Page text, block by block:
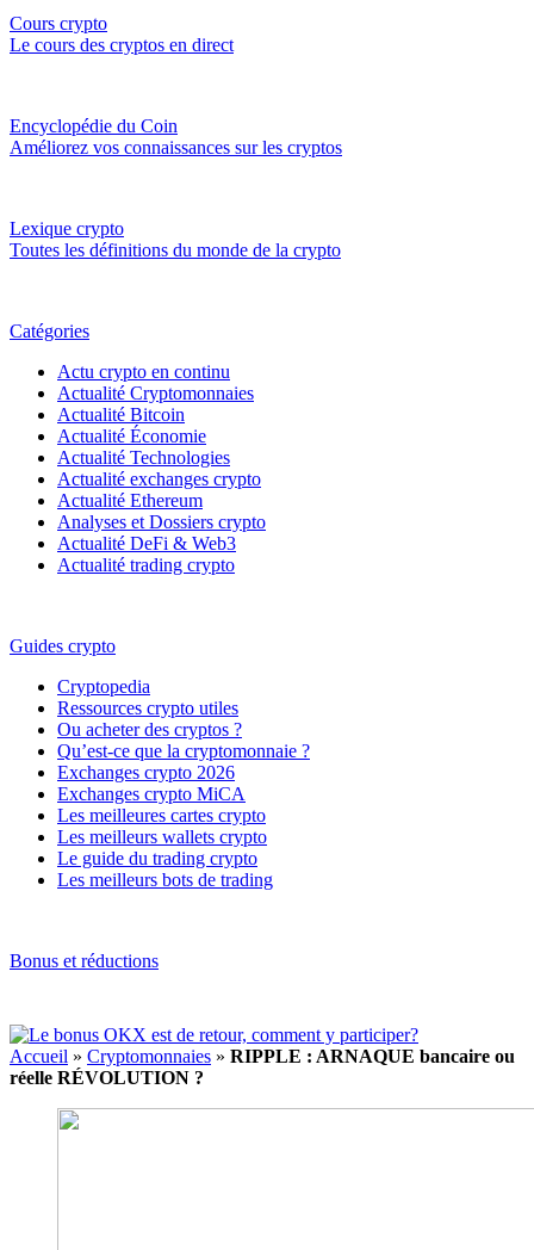
Cours crypto
Le cours des cryptos en direct
Encyclopédie du Coin
Améliorez vos connaissances sur les cryptos
Lexique crypto
Toutes les définitions du monde de la crypto
Catégories
Actu crypto en continu
Actualité Cryptomonnaies
Actualité Bitcoin
Actualité Économie
Actualité Technologies
Actualité exchanges crypto
Actualité Ethereum
Analyses et Dossiers crypto
Actualité DeFi & Web3
Actualité trading crypto
Guides crypto
Cryptopedia
Ressources crypto utiles
Ou acheter des cryptos ?
Qu’est-ce que la cryptomonnaie ?
Exchanges crypto 2026
Exchanges crypto MiCA
Les meilleures cartes crypto
Les meilleurs wallets crypto
Le guide du trading crypto
Les meilleurs bots de trading
Bonus et réductions
Accueil » Cryptomonnaies » RIPPLE : ARNAQUE bancaire ou
réelle RÉVOLUTION ?